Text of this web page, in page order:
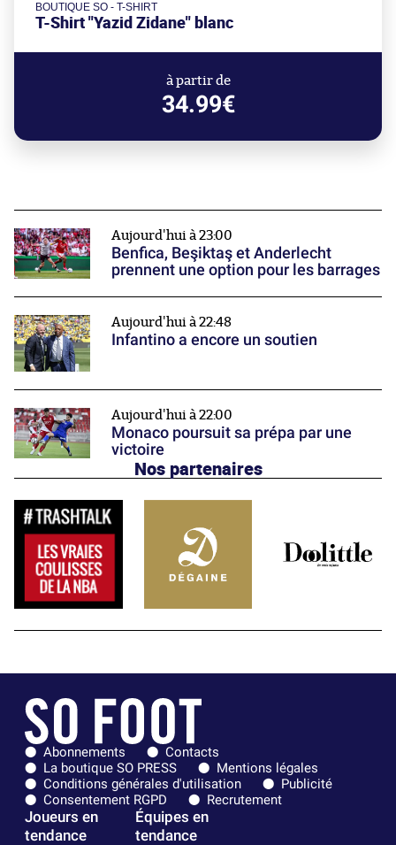
BOUTIQUE SO - T-SHIRT
T-Shirt "Yazid Zidane" blanc
à partir de
34.99€
Aujourd'hui à 23:00
Benfica, Beşiktaş et Anderlecht
prennent une option pour les barrages
Aujourd'hui à 22:48
Infantino a encore un soutien
Aujourd'hui à 22:00
Monaco poursuit sa prépa par une
victoire
Nos partenaires
Abonnements
Contacts
La boutique SO PRESS
Mentions légales
Conditions générales d'utilisation
Publicité
Consentement RGPD
Recrutement
Joueurs en
tendance
Équipes en
tendance